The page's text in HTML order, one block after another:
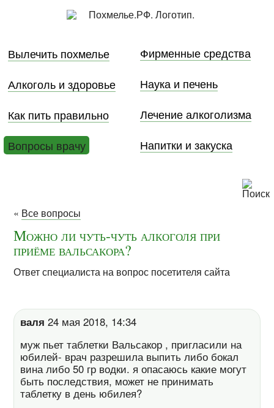
Вылечить похмелье
Фирменные средства
Алкоголь и здоровье
Наука и печень
Как пить правильно
Лечение алкоголизма
Вопросы врачу
Напитки и закуска
« Все вопросы
Можно ли чуть-чуть алкоголя при
приёме вальсакора?
Ответ специалиста на вопрос посетителя сайта
валя 24 мая 2018, 14:34
муж пьет таблетки Вальсакор , пригласили на
юбилей- врач разрешила выпить либо бокал
вина либо 50 гр водки. я опасаюсь какие могут
быть последствия, может не принимать
таблетку в день юбилея?